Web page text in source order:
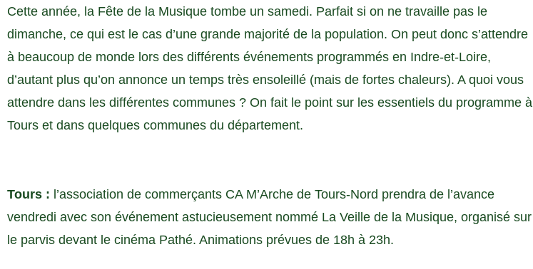
Cette année, la Fête de la Musique tombe un samedi. Parfait si on ne travaille pas le
dimanche, ce qui est le cas d’une grande majorité de la population. On peut donc s’attendre
à beaucoup de monde lors des différents événements programmés en Indre-et-Loire,
d’autant plus qu’on annonce un temps très ensoleillé (mais de fortes chaleurs). A quoi vous
attendre dans les différentes communes ? On fait le point sur les essentiels du programme à
Tours et dans quelques communes du département.
Tours : l’association de commerçants CA M’Arche de Tours-Nord prendra de l’avance
vendredi avec son événement astucieusement nommé La Veille de la Musique, organisé sur
le parvis devant le cinéma Pathé. Animations prévues de 18h à 23h.